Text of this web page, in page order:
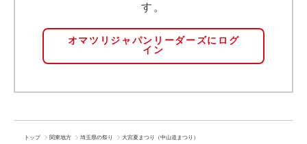
す。
オマツリジャパンリーダーズにログ
イン
トップ 関東地方 埼玉県の祭り 大宮夏まつり（中山道まつり）